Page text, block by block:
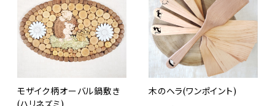
モザイク柄オーバル鍋敷き
木のヘラ(ワンポイント)